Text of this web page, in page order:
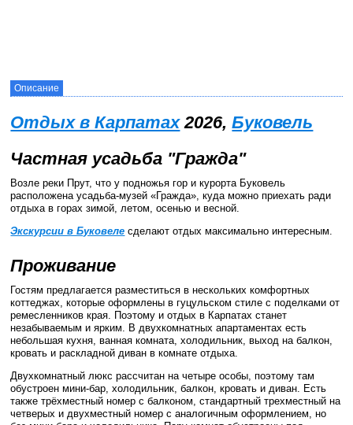
Описание
Отдых в Карпатах 2026,Буковель
Частная усадьба "Гражда"
Возле реки Прут, что у подножья гор и курорта Буковель
расположена усадьба-музей «Гражда», куда можно приехать ради
отдыха в горах зимой, летом, осенью и весной.
Экскурсии в Буковеле сделают отдых максимально интересным.
Проживание
Гостям предлагается разместиться в нескольких комфортных
коттеджах, которые оформлены в гуцульском стиле с поделками от
ремесленников края. Поэтому и отдых в Карпатах станет
незабываемым и ярким. В двухкомнатных апартаментах есть
небольшая кухня, ванная комната, холодильник, выход на балкон,
кровать и раскладной диван в комнате отдыха.
Двухкомнатный люкс рассчитан на четыре особы, поэтому там
обустроен мини-бар, холодильник, балкон, кровать и диван. Есть
также трёхместный номер с балконом, стандартный трехместный на
четверых и двухместный номер с аналогичным оформлением, но